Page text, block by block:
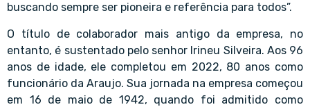
buscando sempre ser pioneira e referência para todos”.
O título de colaborador mais antigo da empresa, no
entanto, é sustentado pelo senhor Irineu Silveira. Aos 96
anos de idade, ele completou em 2022, 80 anos como
funcionário da Araujo. Sua jornada na empresa começou
em 16 de maio de 1942, quando foi admitido como